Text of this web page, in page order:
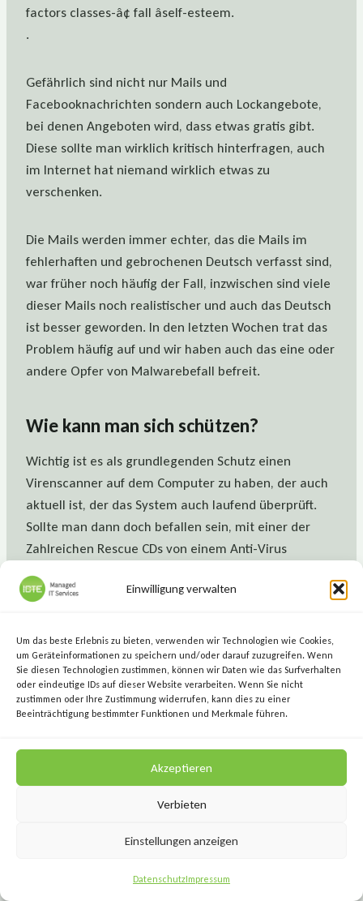
Einwilligung verwalten
Um das beste Erlebnis zu bieten, verwenden wir Technologien wie Cookies,
um Geräteinformationen zu speichern und/oder darauf zuzugreifen. Wenn
Sie diesen Technologien zustimmen, können wir Daten wie das Surfverhalten
oder eindeutige IDs auf dieser Website verarbeiten. Wenn Sie nicht
zustimmen oder Ihre Zustimmung widerrufen, kann dies zu einer
Beeinträchtigung bestimmter Funktionen und Merkmale führen.
Akzeptieren
Verbieten
Einstellungen anzeigen
DatenschutzImpressum
factors classes-â¢ fall âself-esteem.
.
Gefährlich sind nicht nur Mails und
Facebooknachrichten sondern auch Lockangebote,
bei denen Angeboten wird, dass etwas gratis gibt.
Diese sollte man wirklich kritisch hinterfragen, auch
im Internet hat niemand wirklich etwas zu
verschenken.
Die Mails werden immer echter, das die Mails im
fehlerhaften und gebrochenen Deutsch verfasst sind,
war früher noch häufig der Fall, inzwischen sind viele
dieser Mails noch realistischer und auch das Deutsch
ist besser geworden. In den letzten Wochen trat das
Problem häufig auf und wir haben auch das eine oder
andere Opfer von Malwarebefall befreit.
Wie kann man sich schützen?
Wichtig ist es als grundlegenden Schutz einen
Virenscanner auf dem Computer zu haben, der auch
aktuell ist, der das System auch laufend überprüft.
Sollte man dann doch befallen sein, mit einer der
Zahlreichen Rescue CDs von einem Anti-Virus
noch nicht vorhanden, auf einem Rechner erstellen,
auch nicht ausreichend bzw. wenn man 100%ig
sicher gehen will, dass der Computer Viren- und
Malwarefrei nach einer Infektion ist oder sich
Zeitsparen will, dann ist eine komplette
Neuinstallation sicher der einfachste Weg.
vor Trojanern & Co
geliefert: Gefährliche E-Mails unter „DHL“ im